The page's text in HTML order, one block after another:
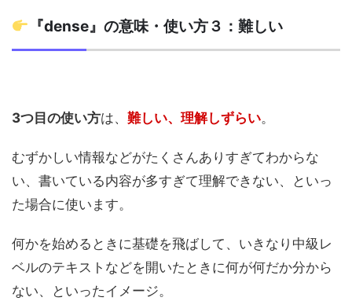
『dense』の意味・使い方３：難しい
3つ目の使い方は、 難しい、理解しずらい。
むずかしい情報などがたくさんありすぎてわからな
い、書いている内容が多すぎて理解できない、といっ
た場合に使います。
何かを始めるときに基礎を飛ばして、いきなり中級レ
ベルのテキストなどを開いたときに何が何だか分から
ない、といったイメージ。